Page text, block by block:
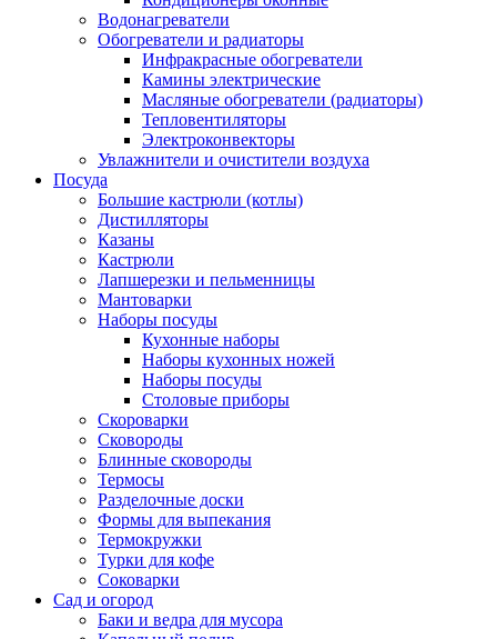
Водонагреватели
Обогреватели и радиаторы
Инфракрасные обогреватели
Камины электрические
Масляные обогреватели (радиаторы)
Тепловентиляторы
Электроконвекторы
Увлажнители и очистители воздуха
Посуда
Большие кастрюли (котлы)
Дистилляторы
Казаны
Кастрюли
Лапшерезки и пельменницы
Мантоварки
Наборы посуды
Кухонные наборы
Наборы кухонных ножей
Наборы посуды
Столовые приборы
Скороварки
Сковороды
Блинные сковороды
Термосы
Разделочные доски
Формы для выпекания
Термокружки
Турки для кофе
Соковарки
Сад и огород
Баки и ведра для мусора